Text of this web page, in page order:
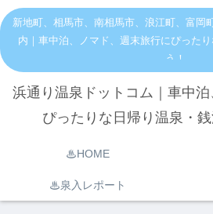
新地町、相馬市、南相馬市、浪江町、富岡
内｜車中泊、ノマド、週末旅行にぴった
う！
浜通り温泉ドットコム｜車中
ぴったりな日帰り温泉・銭
♨︎HOME
♨︎泉入レポート